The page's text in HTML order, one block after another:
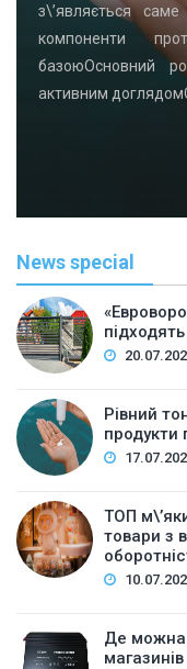
з\’являється
компоненти
базоюОсновний
активним
News special
Рівний
продукти
ТОП
товари з
Де можна
магазинів